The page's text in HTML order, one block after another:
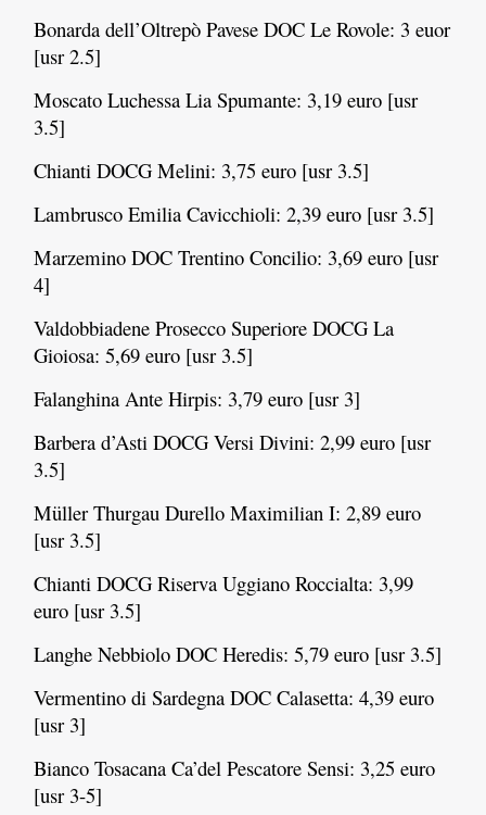
Bonarda dell’Oltrepò Pavese DOC Le Rovole: 3 euor
[usr 2.5]
Moscato Luchessa Lia Spumante: 3,19 euro [usr
3.5]
Chianti DOCG Melini: 3,75 euro [usr 3.5]
Lambrusco Emilia Cavicchioli: 2,39 euro [usr 3.5]
Marzemino DOC Trentino Concilio: 3,69 euro [usr
4]
Valdobbiadene Prosecco Superiore DOCG La
Gioiosa: 5,69 euro [usr 3.5]
Falanghina Ante Hirpis: 3,79 euro [usr 3]
Barbera d’Asti DOCG Versi Divini: 2,99 euro [usr
3.5]
Müller Thurgau Durello Maximilian I: 2,89 euro
[usr 3.5]
Chianti DOCG Riserva Uggiano Roccialta: 3,99
euro [usr 3.5]
Langhe Nebbiolo DOC Heredis: 5,79 euro [usr 3.5]
Vermentino di Sardegna DOC Calasetta: 4,39 euro
[usr 3]
Bianco Tosacana Ca’del Pescatore Sensi: 3,25 euro
[usr 3-5]